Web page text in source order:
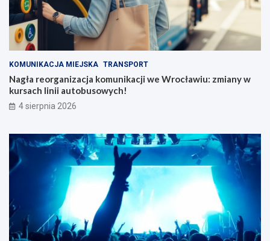
KOMUNIKACJA MIEJSKA TRANSPORT
Nagła reorganizacja komunikacji we Wrocławiu: zmiany w
kursach linii autobusowych!
4 sierpnia 2026